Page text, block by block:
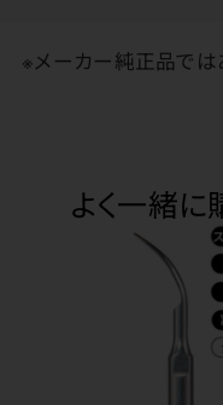
※メーカー純正品では
よく一緒